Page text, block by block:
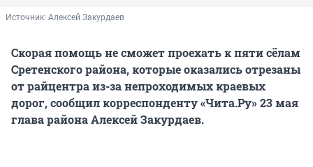
Источник: Алексей Закурдаев
Скорая помощь не сможет проехать к пяти сёлам
Сретенского района, которые оказались отрезаны
от райцентра из-за непроходимых краевых
дорог, сообщил корреспонденту «Чита.Ру» 23 мая
глава района Алексей Закурдаев.